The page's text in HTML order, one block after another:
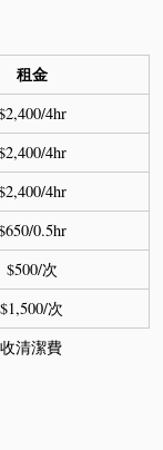
租金
4hr
4hr
4hr
0.5hr
$500/次
$1,500/次
清潔費